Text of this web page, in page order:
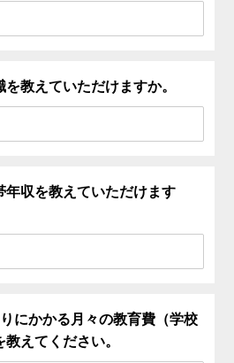
教えていただけますか。
年収を教えていただけます
にかかる月々の教育費（学校
えてください。